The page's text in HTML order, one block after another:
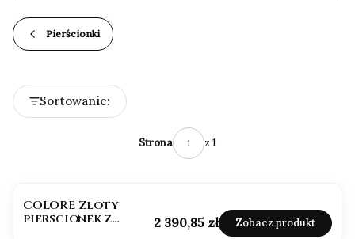
Pierścionki
Lista produktów
Sortowanie:
Domyślne
Strona z 1
COLORE Zloty
pierscionek z
Cena
2 390,85 zł Zobacz produkt